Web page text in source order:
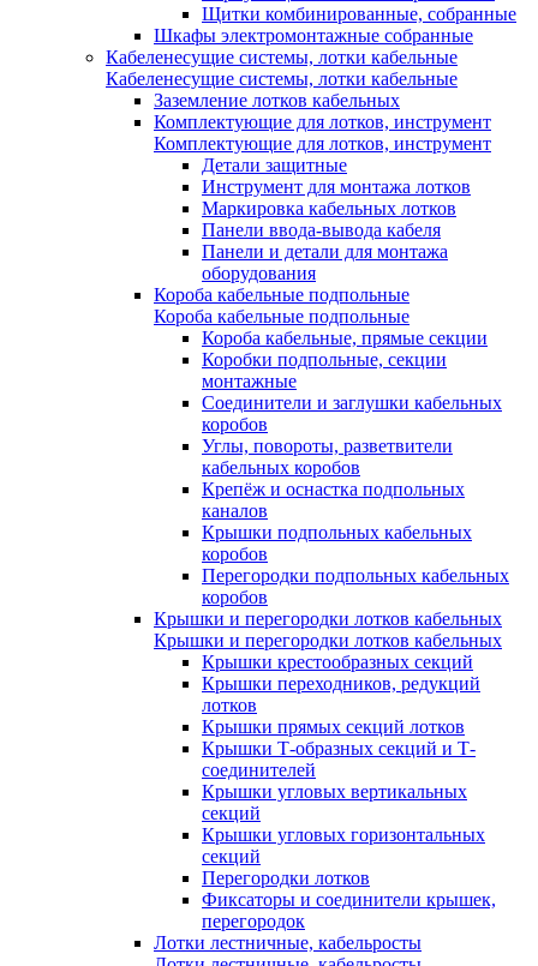
Щитки комбинированные, собранные
Шкафы электромонтажные собранные
Кабеленесущие системы, лотки кабельные
Кабеленесущие системы, лотки кабельные
Заземление лотков кабельных
Комплектующие для лотков, инструмент
Комплектующие для лотков, инструмент
Детали защитные
Инструмент для монтажа лотков
Маркировка кабельных лотков
Панели ввода-вывода кабеля
Панели и детали для монтажа
оборудования
Короба кабельные подпольные
Короба кабельные подпольные
Короба кабельные, прямые секции
Коробки подпольные, секции
монтажные
Соединители и заглушки кабельных
коробов
Углы, повороты, разветвители
кабельных коробов
Крепёж и оснастка подпольных
каналов
Крышки подпольных кабельных
коробов
Перегородки подпольных кабельных
коробов
Крышки и перегородки лотков кабельных
Крышки и перегородки лотков кабельных
Крышки крестообразных секций
Крышки переходников, редукций
лотков
Крышки прямых секций лотков
Крышки Т-образных секций и Т-
соединителей
Крышки угловых вертикальных
секций
Крышки угловых горизонтальных
секций
Перегородки лотков
Фиксаторы и соединители крышек,
перегородок
Лотки лестничные, кабельросты